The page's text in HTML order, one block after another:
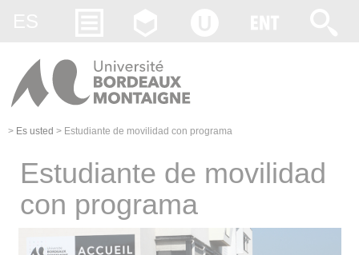
> Es usted > Estudiante de movilidad con programa
Estudiante de movilidad
con programa